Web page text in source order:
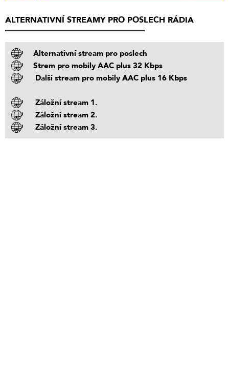
ALTERNATIVNÍ STREAMY PRO POSLECH RÁDIA
Alternativní stream pro poslech
Strem pro mobily AAC plus 32 Kbps
Další stream pro mobily AAC plus 16 Kbps
Záložní stream 1.
Záložní stream 2.
Záložní stream 3.